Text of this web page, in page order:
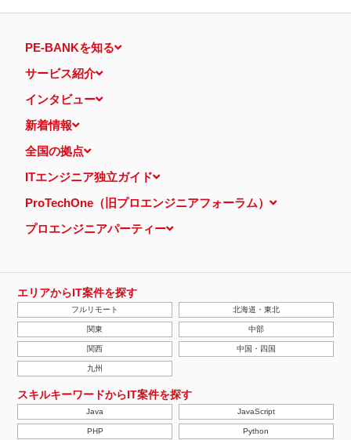
PE-BANKを知る
サービス紹介
インタビュー
新着情報
全国の拠点
ITエンジニア独立ガイド
ProTechOne（旧プロエンジニアフォーラム）
プロエンジニアパーティー
エリアからIT案件を探す
フルリモート 北海道・東北
関東 中部
関西 中国・四国
九州
スキルキーワードからIT案件を探す
Java JavaScript
PHP Python